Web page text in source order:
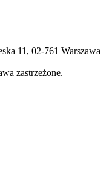
11, 02-761 Warszawa
zastrzeżone.